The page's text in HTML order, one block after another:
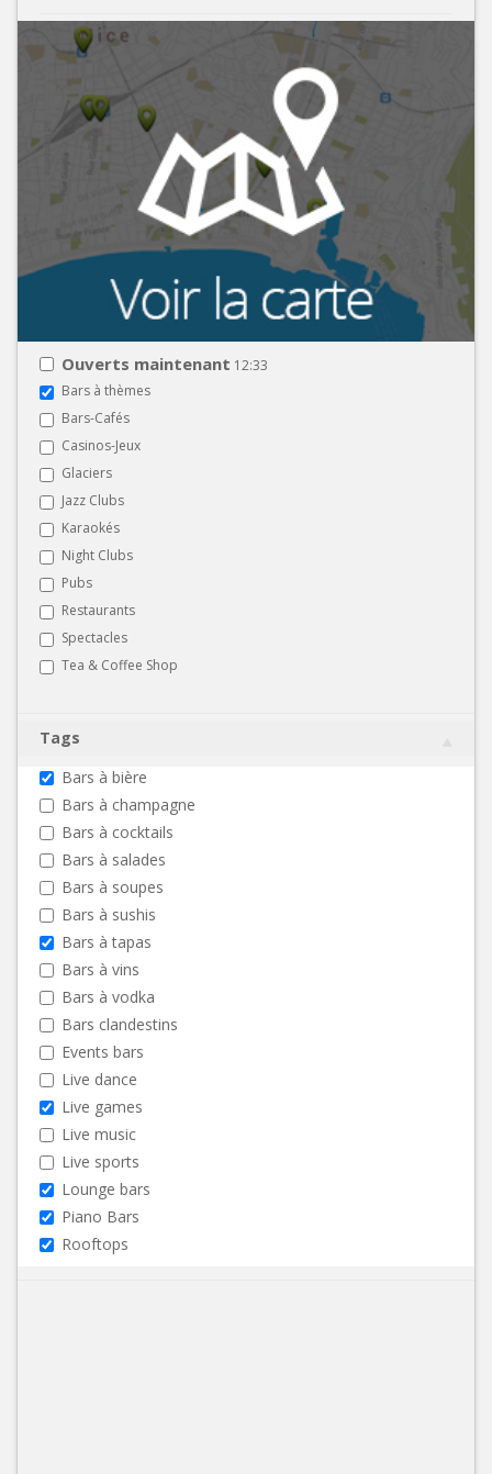
Ouverts maintenant 12:33
Bars à thèmes
Bars-Cafés
Casinos-Jeux
Glaciers
Jazz Clubs
Karaokés
Night Clubs
Pubs
Restaurants
Spectacles
Tea & Coffee Shop
Tags
Bars à bière
Bars à champagne
Bars à cocktails
Bars à salades
Bars à soupes
Bars à sushis
Bars à tapas
Bars à vins
Bars à vodka
Bars clandestins
Events bars
Live dance
Live games
Live music
Live sports
Lounge bars
Piano Bars
Rooftops